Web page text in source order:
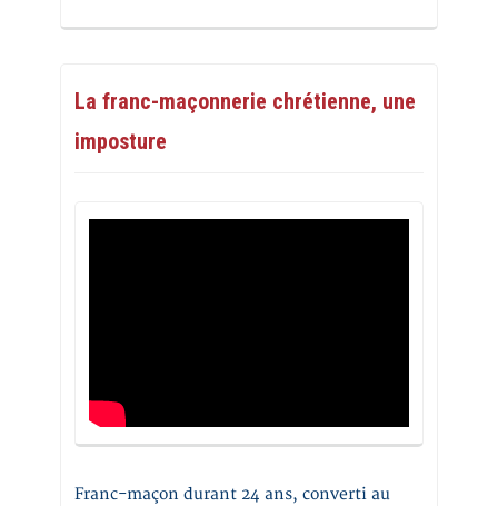
La franc-maçonnerie chrétienne, une
imposture
Franc-maçon durant 24 ans, converti au